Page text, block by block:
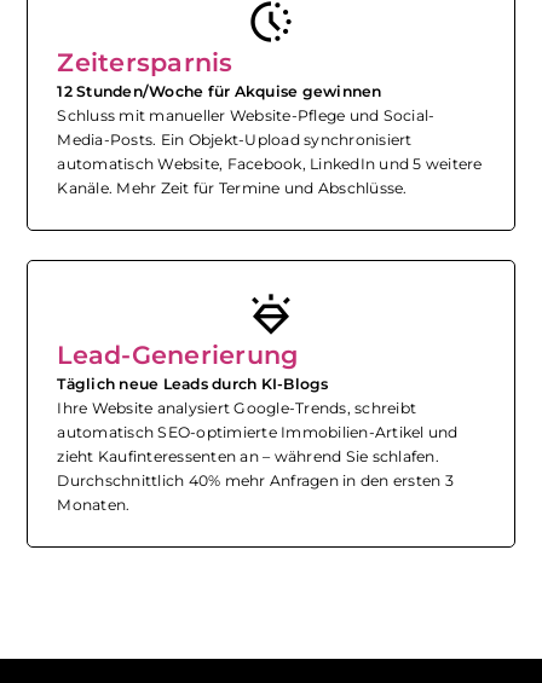
search_activity
Zeitersparnis
12 Stunden/Woche für Akquise gewinnen
Schluss mit manueller Website-Pflege und Social-
Media-Posts. Ein Objekt-Upload synchronisiert
automatisch Website, Facebook, LinkedIn und 5 weitere
Kanäle. Mehr Zeit für Termine und Abschlüsse.
diamond_shine
Lead-Generierung
Täglich neue Leads durch KI-Blogs
Ihre Website analysiert Google-Trends, schreibt
automatisch SEO-optimierte Immobilien-Artikel und
zieht Kaufinteressenten an – während Sie schlafen.
Durchschnittlich 40% mehr Anfragen in den ersten 3
Monaten.